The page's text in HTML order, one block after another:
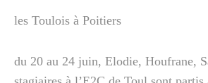
les Toulois à Poitiers
du 20 au 24 juin, Elodie, Houfrane,